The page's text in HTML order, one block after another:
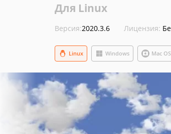
Для Linux
Версия:2020.3.6 Лицензия:
Windows
Linux Mac OS